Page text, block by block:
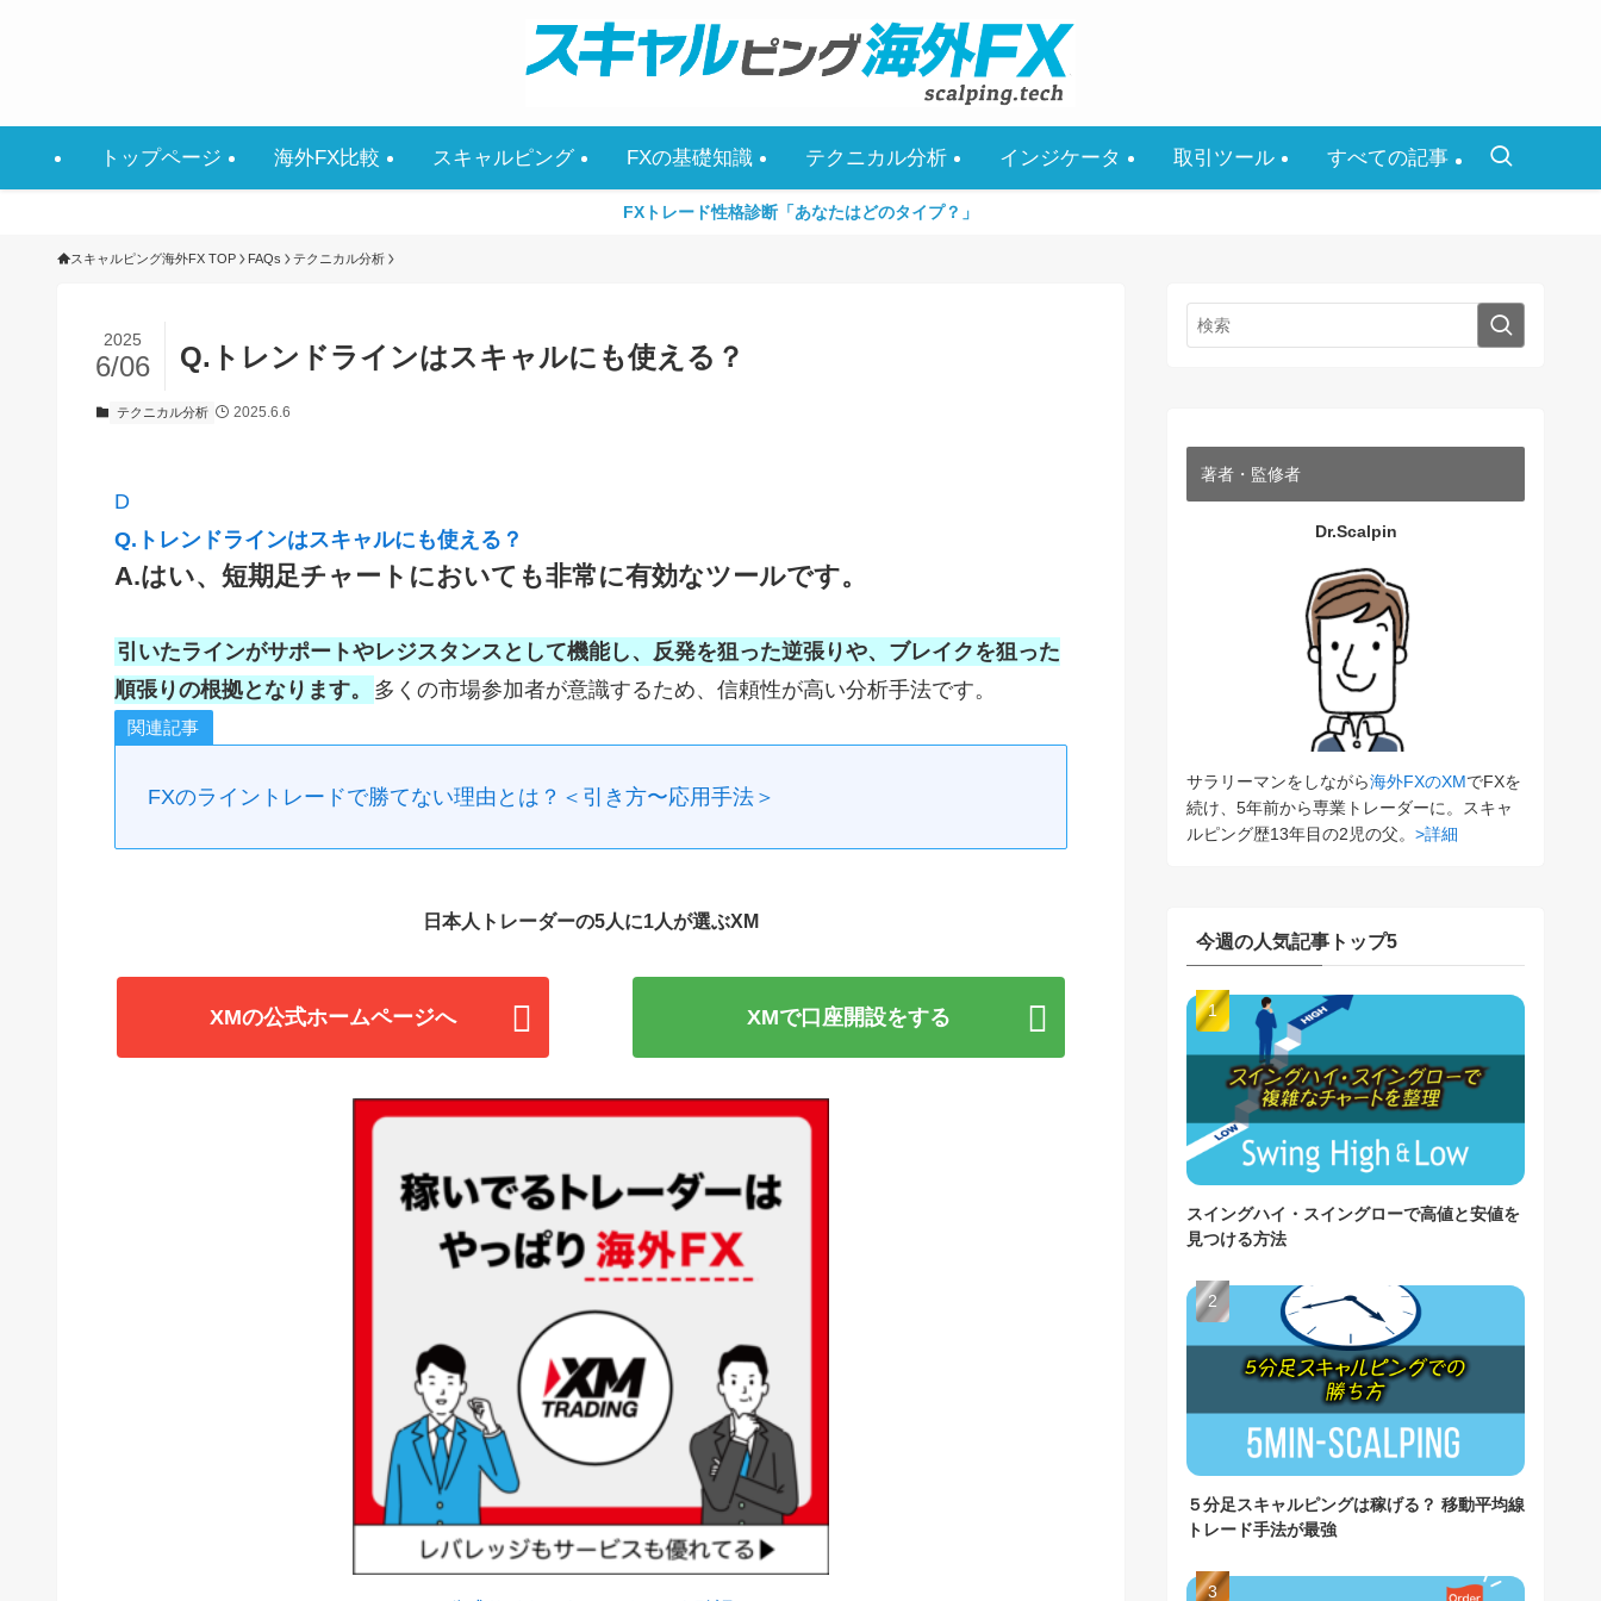
トップページ 海外FX比較 スキャルピング FXの基礎知識 テクニカル分析 インジケータ 取引ツール すべての記事
FXトレード性格診断「あなたはどのタイプ？」
スキャルピング海外FX TOP FAQs テクニカル分析
Q.トレンドラインはスキャルにも使える？
2025
6/06
テクニカル分析 2025.6.6
D
Q.トレンドラインはスキャルにも使える？
A.はい、短期足チャートにおいても非常に有効なツールです。
引いたラインがサポートやレジスタンスとして機能し、反発を狙った逆張りや、ブレイクを狙った
順張りの根拠となります。
多くの市場参加者が意識するため、信頼性が高い分析手法です。
関連記事
FXのライントレードで勝てない理由とは？＜引き方〜応用手法＞
日本人トレーダーの5人に1人が選ぶXM
XMの公式ホームページへ XMで口座開設をする
著者・監修者
Dr.Scalpin
サラリーマンをしながら海外FXのXMでFXを
続け、5年前から専業トレーダーに。スキャ
ルピング歴13年目の2児の父。 >詳細
今週の人気記事トップ5
スイングハイ・スイングローで高値と安値を
見つける方法
５分足スキャルピングは稼げる？ 移動平均線
トレード手法が最強